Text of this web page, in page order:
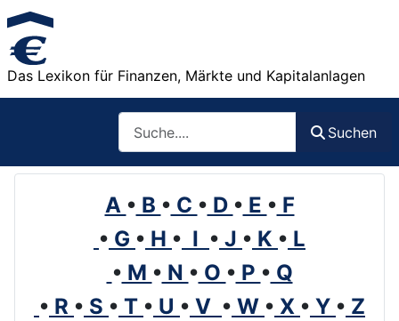
Das Lexikon für Finanzen, Märkte und Kapitalanlagen
Suchen
A • B • C • D • E • F
• G • H • I • J • K • L
• M • N • O • P • Q
• R • S • T • U • V • W • X • Y • Z